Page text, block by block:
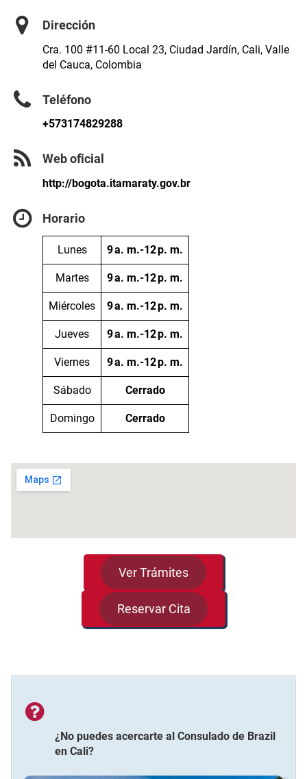
Dirección
Cra. 100 #11-60 Local 23, Ciudad Jardín, Cali, Valle
del Cauca, Colombia
Teléfono
+573174829288
Web oficial
http://bogota.itamaraty.gov.br
Horario
Lunes 9 a. m.-12 p. m.
Martes 9 a. m.-12 p. m.
Miércoles 9 a. m.-12 p. m.
Jueves 9 a. m.-12 p. m.
Viernes 9 a. m.-12 p. m.
Sábado Cerrado
Domingo Cerrado
Ver Trámites
Reservar Cita
¿No puedes acercarte al Consulado de Brazil
en Cali?